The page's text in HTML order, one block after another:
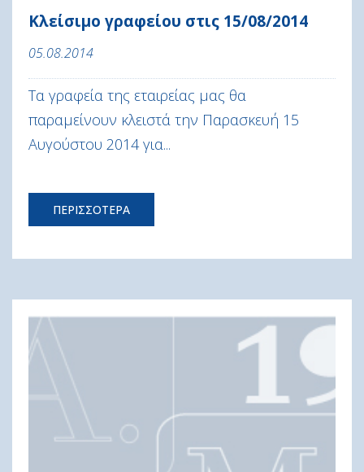
Κλείσιμο γραφείου στις 15/08/2014
05.08.2014
Τα γραφεία της εταιρείας μας θα
παραμείνουν κλειστά την Παρασκευή 15
Αυγούστου 2014 για...
ΠΕΡΙΣΣΟΤΕΡΑ